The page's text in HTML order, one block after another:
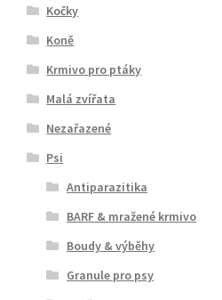
Kočky
Koně
Krmivo pro ptáky
Malá zvířata
Nezařazené
Psi
Antiparazitika
BARF & mražené krmivo
Boudy & výběhy
Granule pro psy